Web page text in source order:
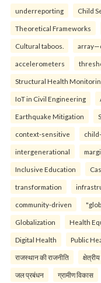
underreporting Child
Theoretical Frameworks
Cultural taboos.
accelerometers
Structural Health
IoT in Civil Engineering
Earthquake Mitigation
context-sensitive
intergenerational
Inclusive Education
transformation
community-driven
Globalization Health
Digital Health Public
राजस्थान की राजनीति
जल प्रबंधन ग्रामीण विकास